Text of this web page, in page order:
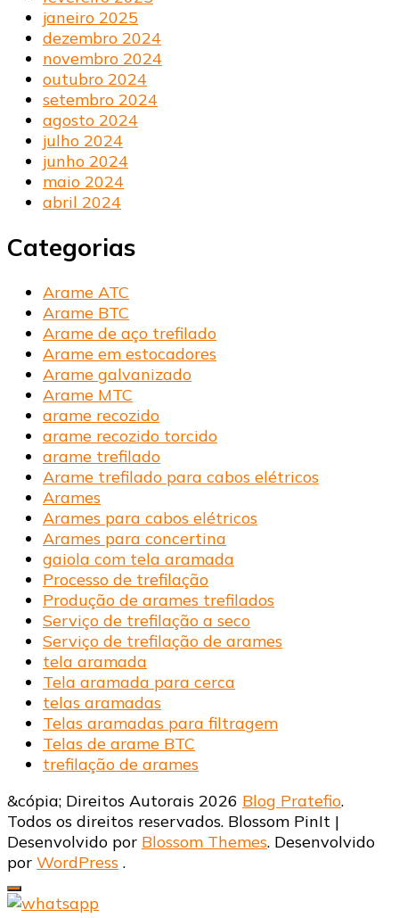
janeiro 2025
dezembro 2024
novembro 2024
outubro 2024
setembro 2024
agosto 2024
julho 2024
junho 2024
maio 2024
abril 2024
Categorias
Arame ATC
Arame BTC
Arame de aço trefilado
Arame em estocadores
Arame galvanizado
Arame MTC
arame recozido
arame recozido torcido
arame trefilado
Arame trefilado para cabos elétricos
Arames
Arames para cabos elétricos
Arames para concertina
gaiola com tela aramada
Processo de trefilação
Produção de arames trefilados
Serviço de trefilação a seco
Serviço de trefilação de arames
tela aramada
Tela aramada para cerca
telas aramadas
Telas aramadas para filtragem
Telas de arame BTC
trefilação de arames
&cópia; Direitos Autorais 2026 Blog Pratefio.
Todos os direitos reservados. Blossom PinIt |
Desenvolvido por Blossom Themes. Desenvolvido
por WordPress .